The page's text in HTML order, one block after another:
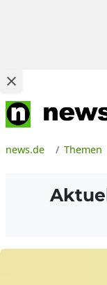
news.de Themen